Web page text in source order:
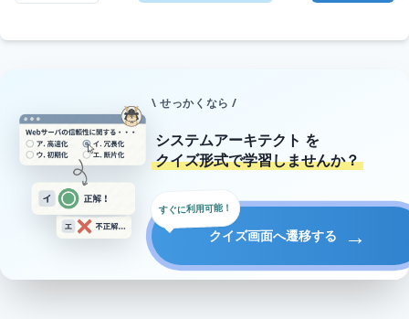
\ せっかくなら /
システムアーキテクト を
クイズ形式で学習しませんか？
クイズ画面へ遷移する →
すぐに利用可能！